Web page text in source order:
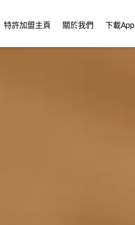
特許加盟主頁 關於我們 下載App